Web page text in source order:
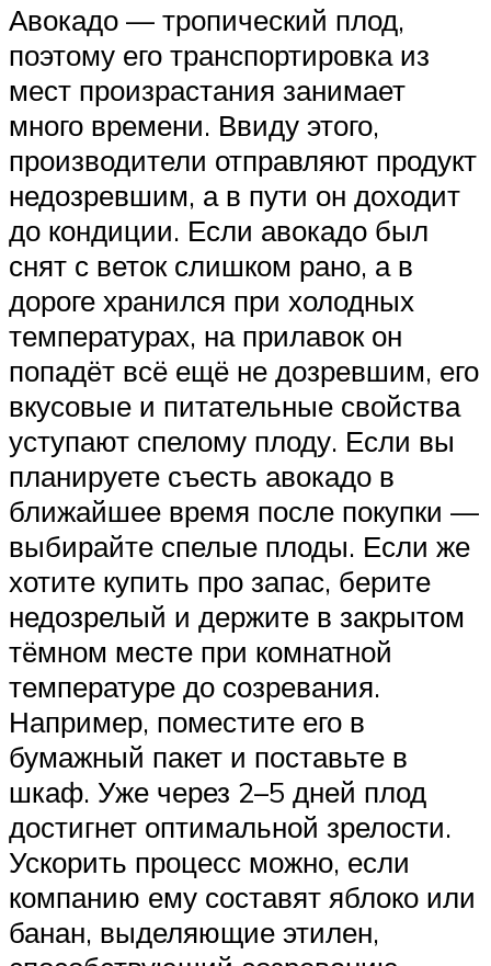
Авокадо — тропический плод,
поэтому его транспортировка из
мест произрастания занимает
много времени. Ввиду этого,
производители отправляют продукт
недозревшим, а в пути он доходит
до кондиции. Если авокадо был
снят с веток слишком рано, а в
дороге хранился при холодных
температурах, на прилавок он
попадёт всё ещё не дозревшим, его
вкусовые и питательные свойства
уступают спелому плоду. Если вы
планируете съесть авокадо в
ближайшее время после покупки —
выбирайте спелые плоды. Если же
хотите купить про запас, берите
недозрелый и держите в закрытом
тёмном месте при комнатной
температуре до созревания.
Например, поместите его в
бумажный пакет и поставьте в
шкаф. Уже через 2–5 дней плод
достигнет оптимальной зрелости.
Ускорить процесс можно, если
компанию ему составят яблоко или
банан, выделяющие этилен,